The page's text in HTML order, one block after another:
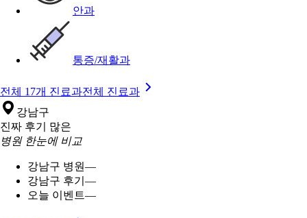
안과
통증/재활과
전체 17개 진료과전체 진료과
강남구
진짜 후기 많은
병원 한눈에 비교
강남구 병원—
강남구 후기 —
오늘 이벤트—